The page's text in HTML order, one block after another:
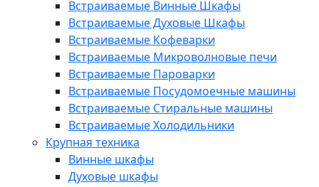
Встраиваемые Винные Шкафы
Встраиваемые Духовые Шкафы
Встраиваемые Кофеварки
Встраиваемые Микроволновые печи
Встраиваемые Пароварки
Встраиваемые Посудомоечные машины
Встраиваемые Стиральные машины
Встраиваемые Холодильники
Крупная техника
Винные шкафы
Духовые шкафы